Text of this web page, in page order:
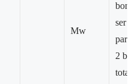
Mw
ser
para
2
total